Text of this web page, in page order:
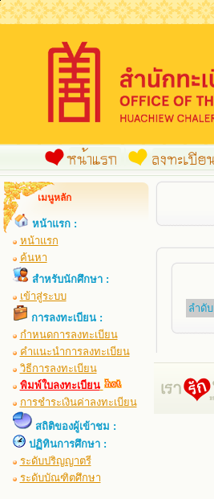
เมนูหลัก
หน้าแรก :
หน้าแรก
ค้นหา
สำหรับนักศึกษา :
เข้าสู่ระบบ
การลงทะเบียน :
กำหนดการลงทะเบียน
คำแนะนำการลงทะเบียน
วิธีการลงทะเบียน
พิมพ์ใบลงทะเบียน
การชำระเงินค่าลงทะเบียน
สถิติของผู้เข้าชม :
ปฏิทินการศึกษา :
ระดับปริญญาตรี
ระดับบัณฑิตศึกษา
ลำดับ